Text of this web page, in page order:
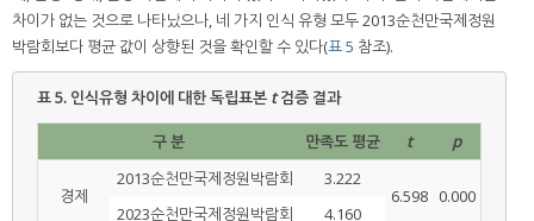
차이가 없는 것으로 나타났으나, 네 가지 인식 유형 모두 2013순천만국제정원
박람회보다 평균 값이 상향된 것을 확인할 수 있다(표 5 참조).
표 5. 인식유형 차이에 대한 독립표본 t검증 결과
구 분 만족도 평균 t p
경제
2013순천만국제정원박람회
3.222
6.598 0.000
2023순천만국제정원박람회
4.160